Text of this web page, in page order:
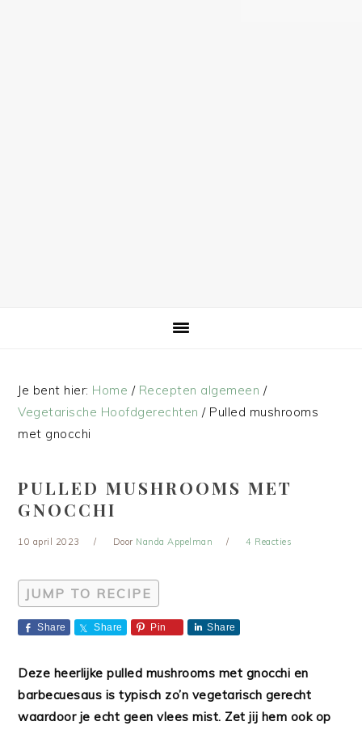
Je bent hier: Home / Recepten algemeen /
Vegetarische Hoofdgerechten /Pulled mushrooms
met gnocchi
PULLED MUSHROOMS MET
GNOCCHI
10 april 2023 Door Nanda Appelman 4 Reacties
JUMP TO RECIPE
Share Share Pin Share
Deze heerlijke pulled mushrooms met gnocchi en
barbecuesaus is typisch zo’n vegetarisch gerecht
waardoor je echt geen vlees mist. Zet jij hem ook op